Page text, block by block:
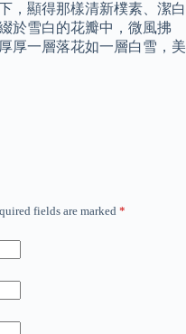
，顯得那樣清新樸素、潔白
於雪白的花瓣中，微風拂
厚一層落花如一層白雪，美
fields are marked *